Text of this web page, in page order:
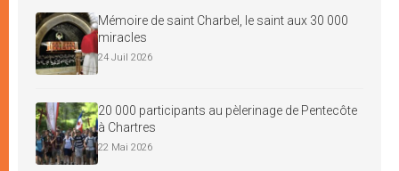
Mémoire de saint Charbel, le saint aux 30 000
miracles
24 Juil 2026
20 000 participants au pèlerinage de Pentecôte
à Chartres
22 Mai 2026